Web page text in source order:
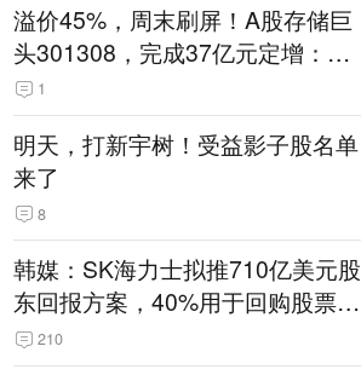
溢价45%，周末刷屏！A股存储巨
头301308，完成37亿元定增：现
价386.6元，定增价560元
1
明天，打新宇树！受益影子股名单
来了
8
韩媒：SK海力士拟推710亿美元股
东回报方案，40%用于回购股票，
相当于美股发行规模
210